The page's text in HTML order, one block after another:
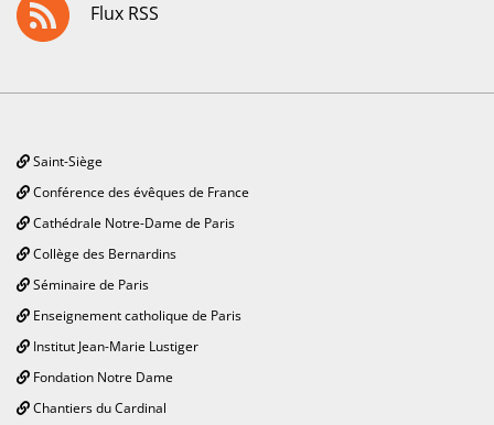
Flux RSS
Saint-Siège
Conférence des évêques de France
Cathédrale Notre-Dame de Paris
Collège des Bernardins
Séminaire de Paris
Enseignement catholique de Paris
Institut Jean-Marie Lustiger
Fondation Notre Dame
Chantiers du Cardinal